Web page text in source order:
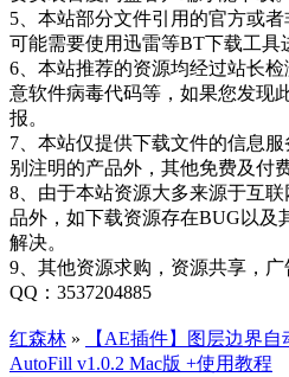
5、本站部分文件引用的官方或
可能需要使用迅雷等BT下载工具
6、本站推荐的资源均经过站长
意软件病毒代码等，如果您发现
报。
7、本站仅提供下载文件的信息
别注明的产品外，其他免费及付
8、由于本站资源大多来源于互
品外，如下载资源存在BUG以及
解决。
9、其他资源求购，资源共享，
QQ：3537204885
红森林 »
【AE插件】图层边界
AutoFill v1.0.2 Mac版 +使用教程